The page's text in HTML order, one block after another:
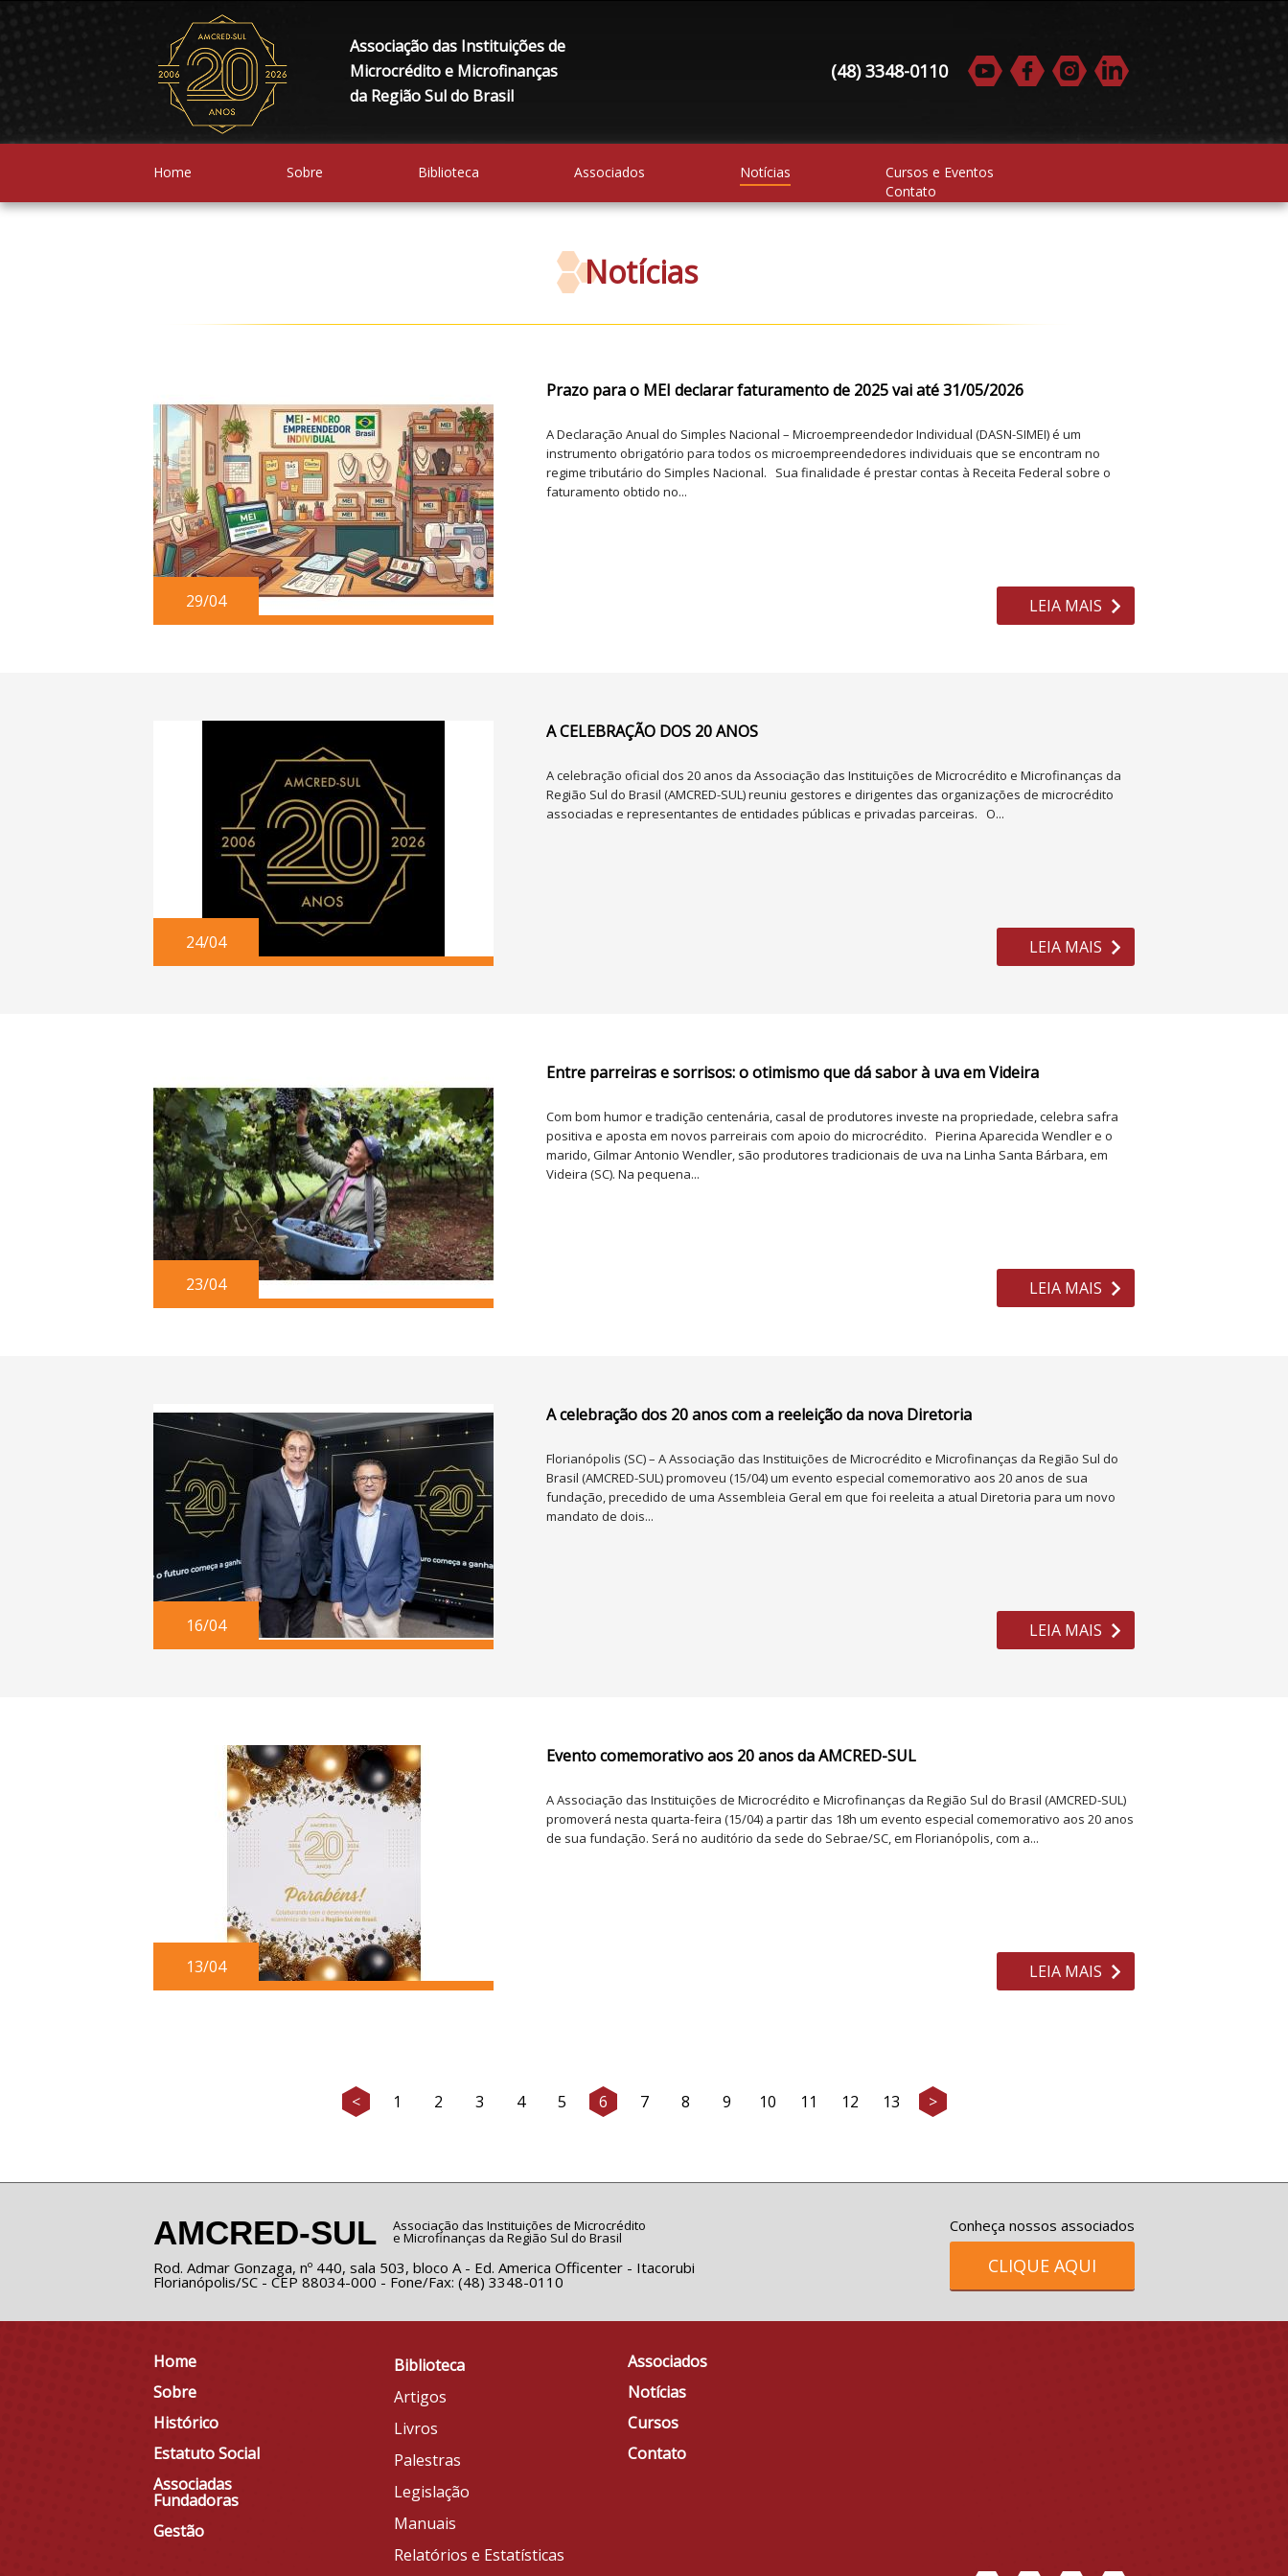
Associação das Instituições de
Microcrédito e Microfinanças
da Região Sul do Brasil
(48) 3348-0110
Home Sobre Biblioteca Associados Notícias
Cursos e Eventos
Contato
Notícias
29/04
Prazo para o MEI declarar faturamento de 2025 vai até 31/05/2026
A Declaração Anual do Simples Nacional – Microempreendedor Individual (DASN-SIMEI) é um
instrumento obrigatório para todos os microempreendedores individuais que se encontram no
regime tributário do Simples Nacional. Sua finalidade é prestar contas à Receita Federal sobre o
faturamento obtido no...
LEIA MAIS
24/04
A CELEBRAÇÃO DOS 20 ANOS
A celebração oficial dos 20 anos da Associação das Instituições de Microcrédito e Microfinanças da
Região Sul do Brasil (AMCRED-SUL) reuniu gestores e dirigentes das organizações de microcrédito
associadas e representantes de entidades públicas e privadas parceiras. O...
LEIA MAIS
23/04
Entre parreiras e sorrisos: o otimismo que dá sabor à uva em Videira
Com bom humor e tradição centenária, casal de produtores investe na propriedade, celebra safra
positiva e aposta em novos parreirais com apoio do microcrédito. Pierina Aparecida Wendler e o
marido, Gilmar Antonio Wendler, são produtores tradicionais de uva na Linha Santa Bárbara, em
Videira (SC). Na pequena...
LEIA MAIS
16/04
A celebração dos 20 anos com a reeleição da nova Diretoria
Florianópolis (SC) – A Associação das Instituições de Microcrédito e Microfinanças da Região Sul do
Brasil (AMCRED-SUL) promoveu (15/04) um evento especial comemorativo aos 20 anos de sua
fundação, precedido de uma Assembleia Geral em que foi reeleita a atual Diretoria para um novo
mandato de dois...
LEIA MAIS
13/04
Evento comemorativo aos 20 anos da AMCRED-SUL
A Associação das Instituições de Microcrédito e Microfinanças da Região Sul do Brasil (AMCRED-SUL)
promoverá nesta quarta-feira (15/04) a partir das 18h um evento especial comemorativo aos 20 anos
de sua fundação. Será no auditório da sede do Sebrae/SC, em Florianópolis, com a...
LEIA MAIS
< 1 2 3 4 5 6 7 8 9 10 11 12 13 >
AMCRED-SUL Associação das Instituições de Microcrédito
e Microfinanças da Região Sul do Brasil
Rod. Admar Gonzaga, nº 440, sala 503, bloco A - Ed. America Officenter - Itacorubi
Florianópolis/SC - CEP 88034-000 - Fone/Fax: (48) 3348-0110
Conheça nossos associados
CLIQUE AQUI
Home
Sobre
Histórico
Estatuto Social
Associadas
Fundadoras
Gestão
Biblioteca
Artigos
Livros
Palestras
Legislação
Manuais
Relatórios e Estatísticas
Associados
Notícias
Cursos
Contato